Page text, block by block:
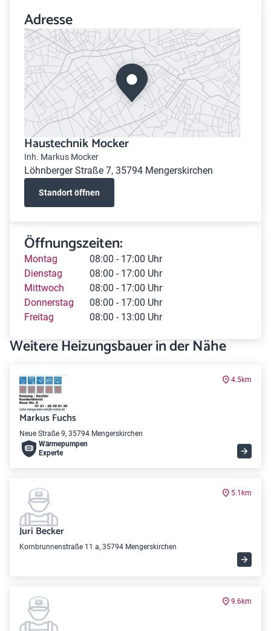
Adresse
Haustechnik Mocker
Inh. Markus Mocker
Löhnberger Straße 7, 35794 Mengerskirchen
Standort öffnen
Öffnungszeiten:
Montag
08:00 - 17:00 Uhr
Dienstag
08:00 - 17:00 Uhr
Mittwoch
08:00 - 17:00 Uhr
Donnerstag
08:00 - 17:00 Uhr
Freitag
08:00 - 13:00 Uhr
Weitere Heizungsbauer in der Nähe
4.5km
Markus Fuchs
Neue Straße 9, 35794 Mengerskirchen
Wärme­pumpen
Experte
5.1km
Juri Becker
Kornbrunnenstraße 11 a, 35794 Mengerskirchen
9.6km